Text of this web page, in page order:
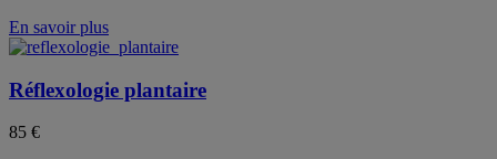
En savoir plus
Réflexologie plantaire
85 €